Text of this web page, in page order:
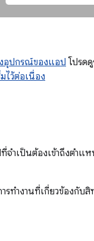
อุปกรณ์ของแอป โปรด
ไว้ต่อเนื่อง
ำเป็นต้องเข้าถึงตำ
ทำงานที่เกี่ยวข้องกับสิ